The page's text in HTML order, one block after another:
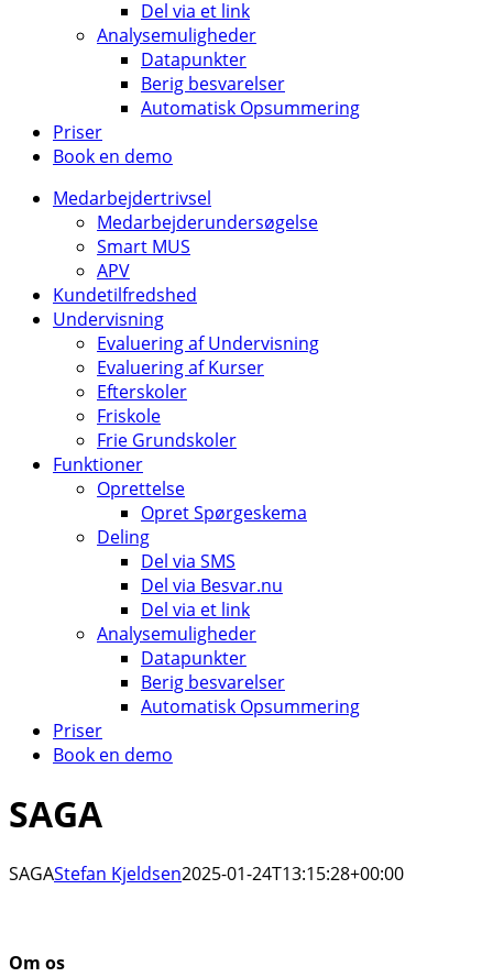
Del via et link
Analysemuligheder
Datapunkter
Berig besvarelser
Automatisk Opsummering
Priser
Book en demo
Medarbejdertrivsel
Medarbejderundersøgelse
Smart MUS
APV
Kundetilfredshed
Undervisning
Evaluering af Undervisning
Evaluering af Kurser
Efterskoler
Friskole
Frie Grundskoler
Funktioner
Oprettelse
Opret Spørgeskema
Deling
Del via SMS
Del via Besvar.nu
Del via et link
Analysemuligheder
Datapunkter
Berig besvarelser
Automatisk Opsummering
Priser
Book en demo
SAGA
SAGAStefan Kjeldsen2025-01-24T13:15:28+00:00
Om os